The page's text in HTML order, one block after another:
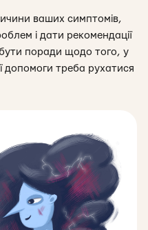
ваших симптомів,
і дати рекомендації
поради щодо того, у
допомоги треба рухатися